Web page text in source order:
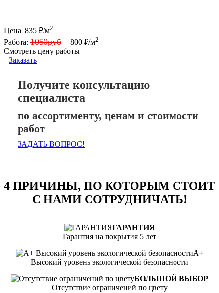
Цена: 835 ₽/м2
Работа: 1050руб | 800 ₽/м2
Смотреть цену работы
Заказать
Получите консультацию
специалиста
по ассортименту, ценам и стоимости
работ
ЗАДАТЬ ВОПРОС!
4 ПРИЧИНЫ, ПО КОТОРЫМ СТОИТ
С НАМИ СОТРУДНИЧАТЬ!
ГАРАНТИЯ
Гарантия на покрытия 5 лет
А+
Высокий уровень экологической безопасности
БОЛЬШОЙ ВЫБОР
Отсутствие ограничений по цвету